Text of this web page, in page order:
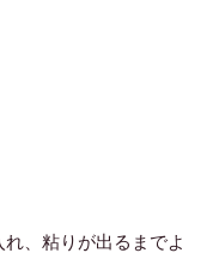
、粘りが出るまでよ